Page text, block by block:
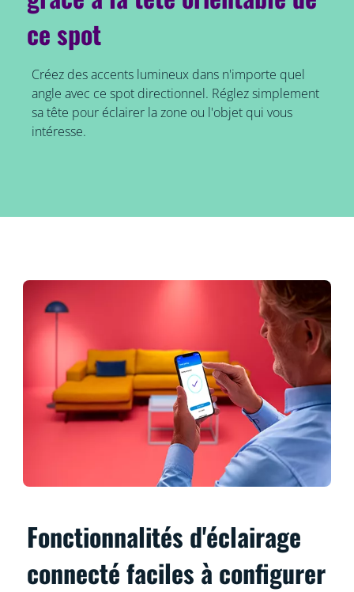
ce spot
Créez des accents lumineux dans n'importe quel
angle avec ce spot directionnel. Réglez simplement
sa tête pour éclairer la zone ou l'objet qui vous
intéresse.
Fonctionnalités d'éclairage
connecté faciles à configurer